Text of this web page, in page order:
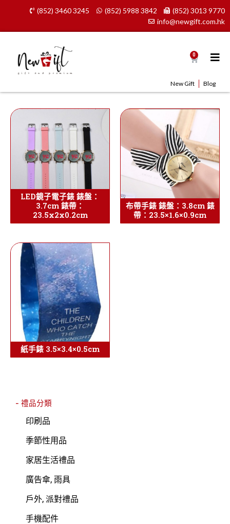
content
(852) 3460 3245 (852) 5988 3842
(852) 3013 9770
info@newgift.com.hk
0 Cart
New Gift Blog
- 禮品分類
印刷品
季節性用品
家居生活禮品
廣告傘, 雨具
戶外, 派對禮品
手機配件
LED鏡子電子錶 錶盤：
3.7cm 錶帶：
23.5x2x0.2cm
布帶手錶 錶盤：3.8cm 錶
帶：23.5×1.6×0.9cm
紙手錶 3.5×3.4×0.5cm